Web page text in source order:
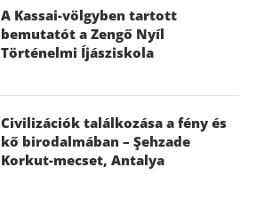
A Kassai-völgyben tartott
bemutatót a Zengő Nyíl
Történelmi Íjásziskola
Civilizációk találkozása a fény és
kő birodalmában – Şehzade
Korkut-mecset, Antalya